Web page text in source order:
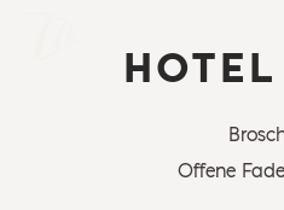
Offene